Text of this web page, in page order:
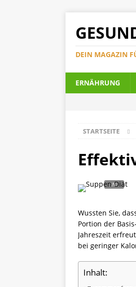
DEIN MAGAZIN
ERNÄHRUNG
STARTSEITE
Wussten Sie,
Portion der
Jahreszeit
bei geringer
Inhalt: